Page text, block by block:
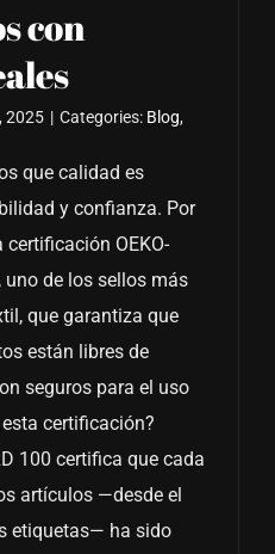
con
2025 | Categories: Blog,
que calidad es
y confianza. Por
OEKO-
uno de los sellos más
que garantiza que
están libres de
seguros para el uso
certificación?
100 certifica que cada
artículos —desde el
etiquetas— ha sido